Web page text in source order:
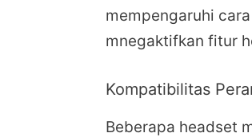
mempengaruhi
mnegaktifkan fitur
Kompatibilitas
Beberapa headset